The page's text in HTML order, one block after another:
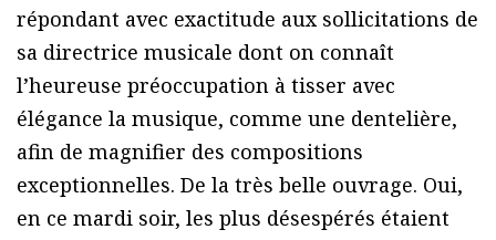
répondant avec exactitude aux sollicitations de
sa directrice musicale dont on connaît
l’heureuse préoccupation à tisser avec
élégance la musique, comme une dentelière,
afin de magnifier des compositions
exceptionnelles. De la très belle ouvrage. Oui,
en ce mardi soir, les plus désespérés étaient